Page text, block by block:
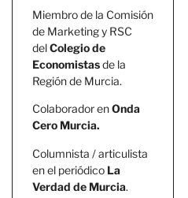
Miembro de la Comisión
de Marketing y RSC
delColegio de
Economistasde la
Región de Murcia.
Colaborador enOnda
Cero Murcia.
Columnista / articulista
en el periódico La
Verdad de Murcia.